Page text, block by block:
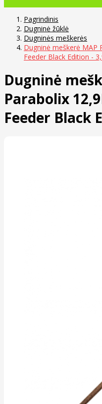
Pagrindinis
Dugninė žūklė
Dugninės meškerės
Dugninė meškerė MAP
Feeder Black Edition -
Dugninė
Parabolix
Feeder Black